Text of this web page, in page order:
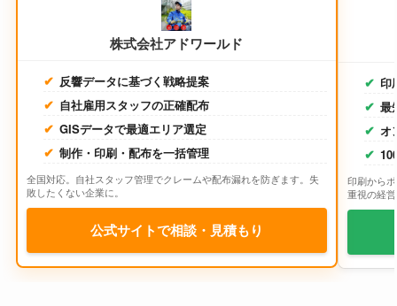
株式会社アドワールド
反響データに基づく戦略提案
自社雇用スタッフの正確配布
GISデータで最適エリア選定
制作・印刷・配布を一括管理
全国対応。自社スタッフ管理でクレームや配布漏れを防ぎます。失
敗したくない企業に。
公式サイトで相談・見積もり
印
最
オ
印刷から
重視の経